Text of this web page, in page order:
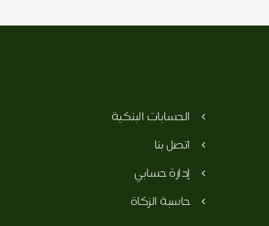
الحسابات البنكية
اتصل بنا
إدارة حسابي
حاسبة الزكاة